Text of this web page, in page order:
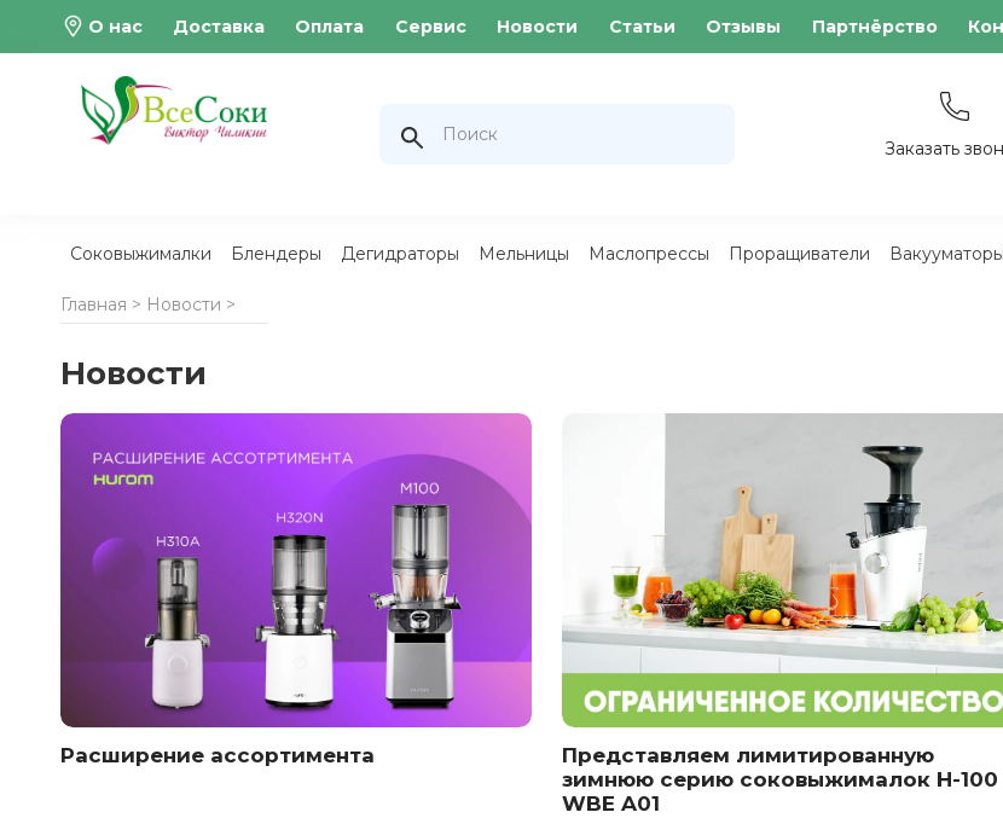
О нас Доставка Оплата Сервис Новости Статьи Отзывы Партнёрство
Заказать
Соковыжималки Блендеры Дегидраторы Мельницы Маслопрессы Проращиватели Вакууматоры
Главная > Новости >
Новости
Расширение ассортимента
Представляем лимитированную
зимнюю серию соковыжималок H-100
WBE A01